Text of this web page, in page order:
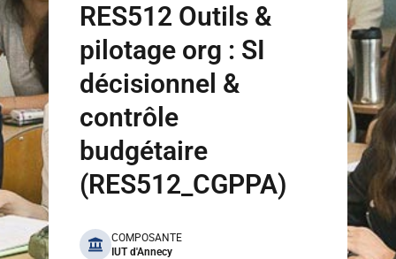
RES512 Outils &
pilotage org : SI
décisionnel &
contrôle
budgétaire
(RES512_CGPPA)
benefits
COMPOSANTE
IUT d'Annecy